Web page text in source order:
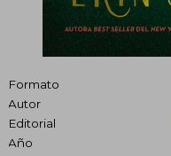
Formato
Autor
Editorial
Año